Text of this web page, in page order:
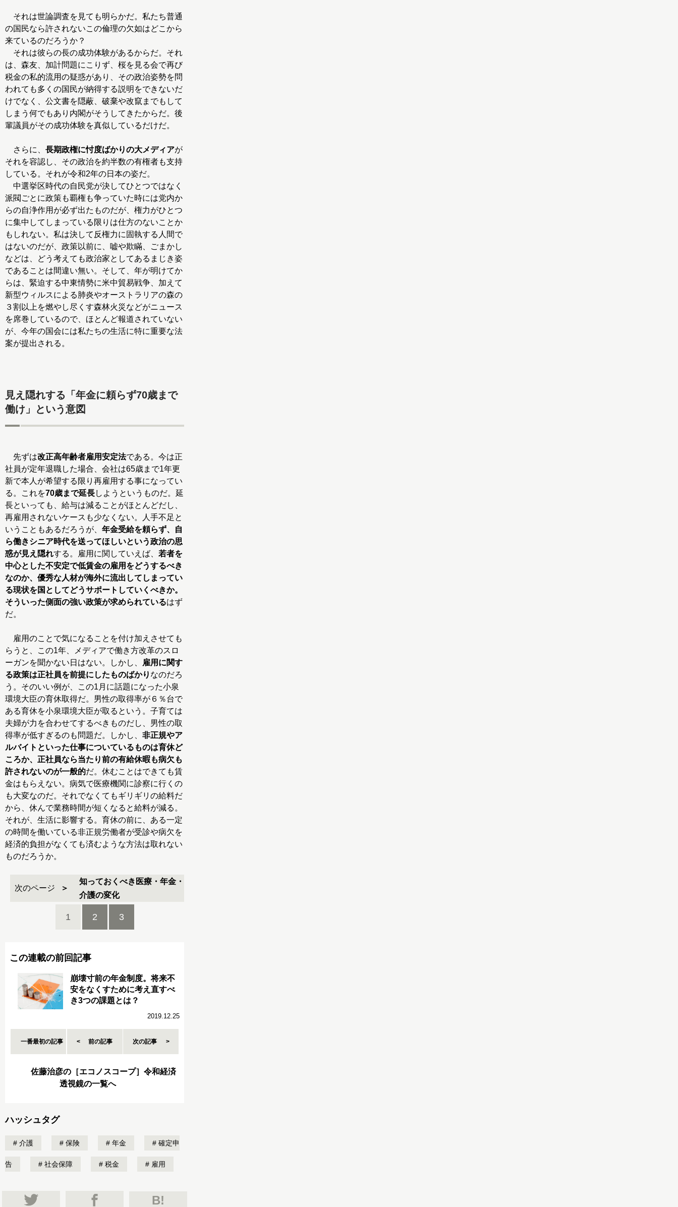
それは世論調査を見ても明らかだ。私たち普通
の国民なら許されないこの倫理の欠如はどこから
来ているのだろうか？
それは彼らの長の成功体験があるからだ。それ
は、森友、加計問題にこりず、桜を見る会で再び
税金の私的流用の疑惑があり、その政治姿勢を問
われても多くの国民が納得する説明をできないだ
けでなく、公文書を隠蔽、破棄や改竄までもして
しまう何でもあり内閣がそうしてきたからだ。後
輩議員がその成功体験を真似しているだけだ。
さらに、 長期政権に忖度ばかりの大メディアが
それを容認し、その政治を約半数の有権者も支持
している。それが令和2年の日本の姿だ。
中選挙区時代の自民党が決してひとつではなく
派閥ごとに政策も覇権も争っていた時には党内か
らの自浄作用が必ず出たものだが、権力がひとつ
に集中してしまっている限りは仕方のないことか
もしれない。私は決して反権力に固執する人間で
はないのだが、政策以前に、嘘や欺瞞、ごまかし
などは、どう考えても政治家としてあるまじき姿
であることは間違い無い。そして、年が明けてか
らは、緊迫する中東情勢に米中貿易戦争、加えて
新型ウィルスによる肺炎やオーストラリアの森の
３割以上を燃やし尽くす森林火災などがニュース
を席巻しているので、ほとんど報道されていない
が、今年の国会には私たちの生活に特に重要な法
案が提出される。
見え隠れする「年金に頼らず70歳まで
働け」という意図
先ずは改正高年齢者雇用安定法である。今は正
社員が定年退職した場合、会社は65歳まで1年更
新で本人が希望する限り再雇用する事になってい
る。これを70歳まで延長しようというものだ。延
長といっても、給与は減ることがほとんどだし、
再雇用されないケースも少なくない。人手不足と
いうこともあるだろうが、 年金受給を頼らず、自
ら働きシニア時代を送ってほしいという政治の思
惑が見え隠れする。雇用に関していえば、 若者を
中心とした不安定で低賃金の雇用をどうするべき
なのか、優秀な人材が海外に流出してしまってい
る現状を国としてどうサポートしていくべきか。
そういった側面の強い政策が求められているはず
だ。
雇用のことで気になることを付け加えさせても
らうと、この1年、メディアで働き方改革のスロ
ーガンを聞かない日はない。しかし、
雇用に関す
る政策は正社員を前提にしたものばかり なのだろ
う。そのいい例が、この1月に話題になった小泉
環境大臣の育休取得だ。男性の取得率が６％台で
ある育休を小泉環境大臣が取るという。子育ては
夫婦が力を合わせてするべきものだし、男性の取
得率が低すぎるのも問題だ。しかし、 非正規やア
ルバイトといった仕事についているものは育休ど
ころか、正社員なら当たり前の有給休暇も病欠も
許されないのが一般的だ。休むことはできても賃
金はもらえない。病気で医療機関に診察に行くの
も大変なのだ。それでなくてもギリギリの給料だ
から、休んで業務時間が短くなると給料が減る。
それが、生活に影響する。育休の前に、ある一定
の時間を働いている非正規労働者が受診や病欠を
経済的負担がなくても済むような方法は取れない
ものだろうか。
次のページ
知っておくべき医療・年金・
介護の変化
1 2 3
この連載の前回記事
崩壊寸前の年金制度。将来不
安をなくすために考え直すべ
き3つの課題とは？
2019.12.25
一番最初の記事 前の記事 次の記事
佐藤治彦の［エコノスコープ］令和経済
透視鏡の一覧へ
ハッシュタグ
介護 保険 年金 確定申
告 社会保障 税金 雇用
B!